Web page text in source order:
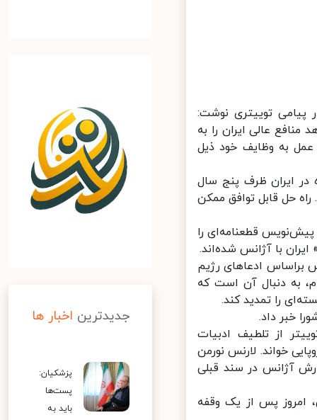
توییتری نوشت:
عالی ایران را به
به وظایف خود ذیل
ایران ظرف پنج سال
حل قابل توافق ممکن
قطعنامه‌ای را
با آژانس شده‌اند.
براساس ادعاهای رژیم
به دنبال آن است که
را تمدید کند.
خبر داد.
از تلطیف ادبیات
خواند. لارنس نورمن
آژانس در سند قبلی
پس از یک وقفه
جدیدترین اخبار ها
پزشکیان:
پست‌ها
باید به